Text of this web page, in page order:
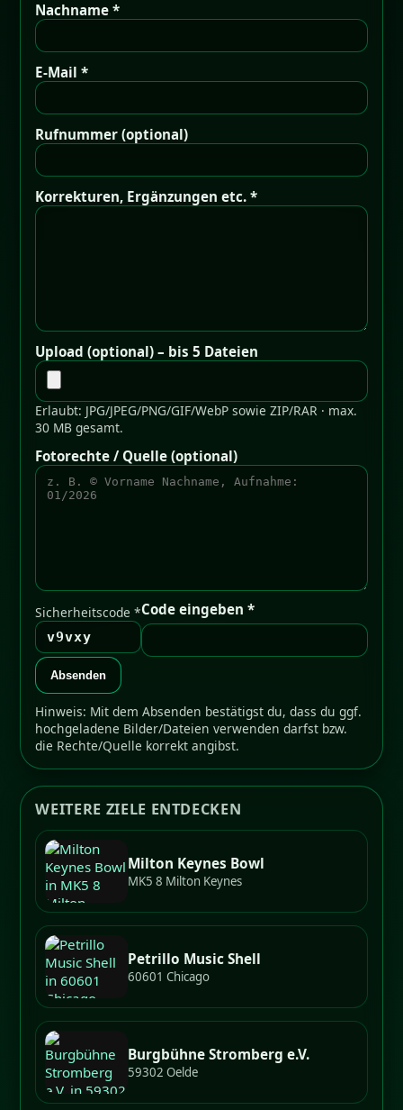
Nachname *
E-Mail *
Rufnummer (optional)
Korrekturen, Ergänzungen etc. *
Upload (optional) – bis 5 Dateien
Erlaubt: JPG/JPEG/PNG/GIF/WebP sowie ZIP/RAR · max.
30 MB gesamt.
Fotorechte / Quelle (optional)
Sicherheitscode *
v9vxy
Code eingeben *
Absenden
Hinweis: Mit dem Absenden bestätigst du, dass du ggf.
hochgeladene Bilder/Dateien verwenden darfst bzw.
die Rechte/Quelle korrekt angibst.
WEITERE ZIELE ENTDECKEN
Milton Keynes Bowl
MK5 8 Milton Keynes
Petrillo Music Shell
60601 Chicago
Burgbühne Stromberg e.V.
59302 Oelde